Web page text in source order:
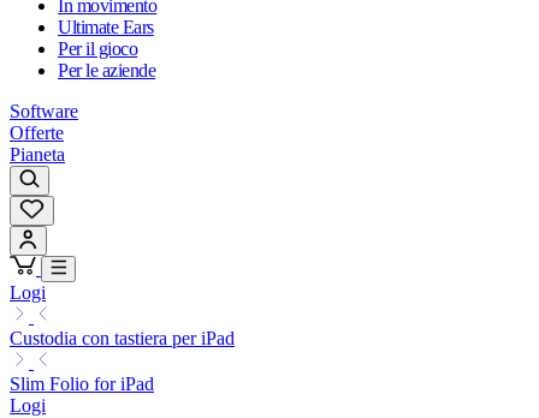
In movimento
Ultimate Ears
Per il gioco
Per le aziende
Software
Offerte
Pianeta
Logi
Custodia con tastiera per iPad
Slim Folio for iPad
Logi